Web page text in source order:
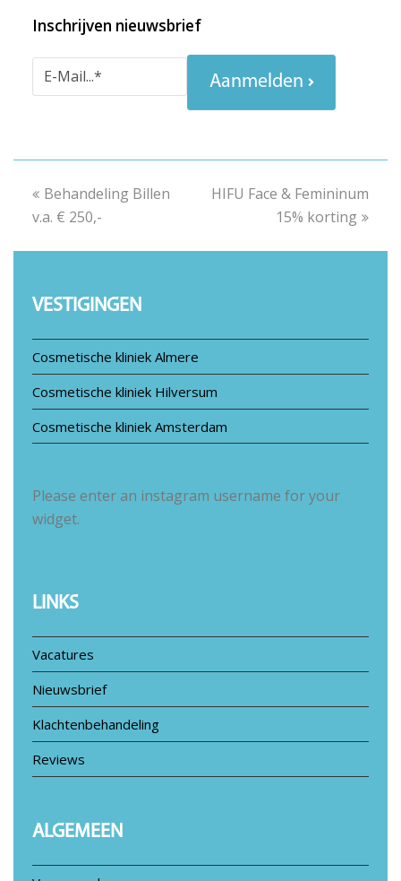
Inschrijven nieuwsbrief
Aanmelden
previous
post:
Behandeling Billen
v.a. € 250,-
next
HIFU Face & Femininum
15% korting
VESTIGINGEN
Cosmetische kliniek Almere
Cosmetische kliniek Hilversum
Cosmetische kliniek Amsterdam
Please enter an instagram username for your
widget.
LINKS
Vacatures
Nieuwsbrief
Klachtenbehandeling
Reviews
ALGEMEEN